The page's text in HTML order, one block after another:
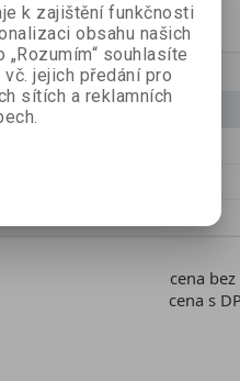
cena bez
cena s
k zajištění funkčnosti
obsahu našich
souhlasíte
jejich předání pro
sítích a reklamních